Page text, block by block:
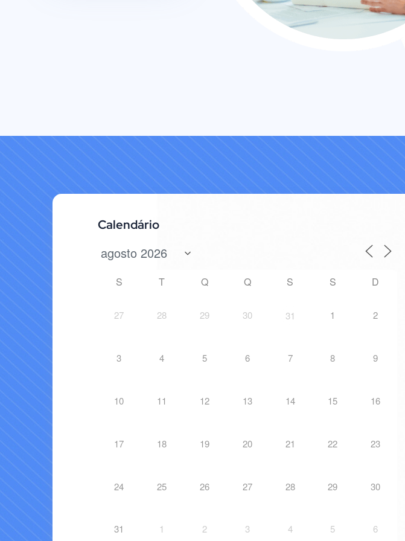
Calendário
S T Q Q S S D
27 28 29 30 31 1 2
3 4 5 6 7 8 9
10 11 12 13 14 15 16
17 18 19 20 21 22 23
24 25 26 27 28 29 30
31 1 2 3 4 5 6